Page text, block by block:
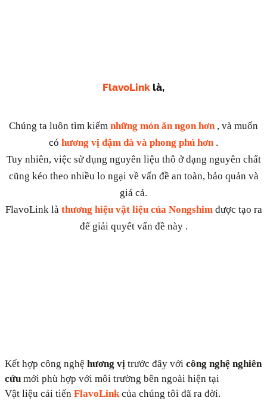
FlavoLink là,
Chúng ta luôn tìm kiếm những món ăn ngon hơn, và muốn
có hương vị đậm đà và phong phú hơn.
Tuy nhiên, việc sử dụng nguyên liệu thô ở dạng nguyên chất
cũng kéo theo nhiều lo ngại về vấn đề an toàn, bảo quản và
giá cả.
FlavoLink là thương hiệu vật liệu của Nongshimđược tạo ra
để giải quyết vấn đề này .
Kết hợp công nghệ hương vị trước đây với công nghệ nghiên
cứu mới phù hợp với môi trường bên ngoài hiện tại
Vật liệu cải tiến FlavoLinkcủa chúng tôi đã ra đời.